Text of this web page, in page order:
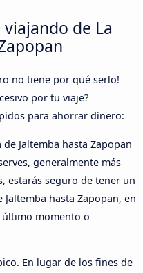
de La
no tiene por qué serlo!
por tu viaje?
para ahorrar dinero:
de Jaltemba hasta Zapopan
generalmente más
estarás seguro de tener un
hasta Zapopan, en
momento o
En lugar de los fines de